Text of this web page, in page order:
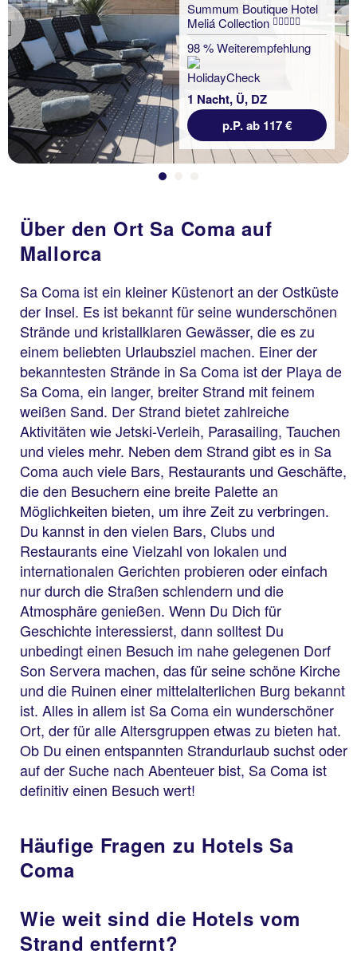
Previous
Summum Boutique Hotel
Meliá Collection
98 % Weiterempfehlung
1 Nacht, Ü, DZ
p.P. ab 117 €
Über den Ort Sa Coma auf
Mallorca
Sa Coma ist ein kleiner Küstenort an der Ostküste
der Insel. Es ist bekannt für seine wunderschönen
Strände und kristallklaren Gewässer, die es zu
einem beliebten Urlaubsziel machen. Einer der
bekanntesten Strände in Sa Coma ist der Playa de
Sa Coma, ein langer, breiter Strand mit feinem
weißen Sand. Der Strand bietet zahlreiche
Aktivitäten wie Jetski-Verleih, Parasailing, Tauchen
und vieles mehr. Neben dem Strand gibt es in Sa
Coma auch viele Bars, Restaurants und Geschäfte,
die den Besuchern eine breite Palette an
Möglichkeiten bieten, um ihre Zeit zu verbringen.
Du kannst in den vielen Bars, Clubs und
Restaurants eine Vielzahl von lokalen und
internationalen Gerichten probieren oder einfach
nur durch die Straßen schlendern und die
Atmosphäre genießen. Wenn Du Dich für
Geschichte interessierst, dann solltest Du
unbedingt einen Besuch im nahe gelegenen Dorf
Son Servera machen, das für seine schöne Kirche
und die Ruinen einer mittelalterlichen Burg bekannt
ist. Alles in allem ist Sa Coma ein wunderschöner
Ort, der für alle Altersgruppen etwas zu bieten hat.
Ob Du einen entspannten Strandurlaub suchst oder
auf der Suche nach Abenteuer bist, Sa Coma ist
definitiv einen Besuch wert!
Häufige Fragen zu Hotels Sa
Coma
Wie weit sind die Hotels vom
Strand entfernt?